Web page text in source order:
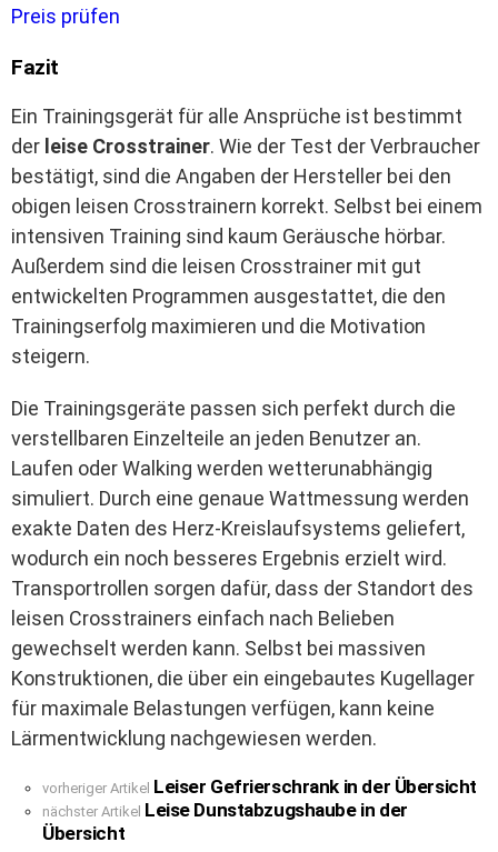
Preis prüfen
Fazit
Ein Trainingsgerät für alle Ansprüche ist bestimmt
der leise Crosstrainer. Wie der Test der Verbraucher
bestätigt, sind die Angaben der Hersteller bei den
obigen leisen Crosstrainern korrekt. Selbst bei einem
intensiven Training sind kaum Geräusche hörbar.
Außerdem sind die leisen Crosstrainer mit gut
entwickelten Programmen ausgestattet, die den
Trainingserfolg maximieren und die Motivation
steigern.
Die Trainingsgeräte passen sich perfekt durch die
verstellbaren Einzelteile an jeden Benutzer an.
Laufen oder Walking werden wetterunabhängig
simuliert. Durch eine genaue Wattmessung werden
exakte Daten des Herz-Kreislaufsystems geliefert,
wodurch ein noch besseres Ergebnis erzielt wird.
Transportrollen sorgen dafür, dass der Standort des
leisen Crosstrainers einfach nach Belieben
gewechselt werden kann. Selbst bei massiven
Konstruktionen, die über ein eingebautes Kugellager
für maximale Belastungen verfügen, kann keine
Lärmentwicklung nachgewiesen werden.
See
more
vorheriger Artikel Leiser Gefrierschrank in der Übersicht
nächster Artikel Leise Dunstabzugshaube in der
Übersicht